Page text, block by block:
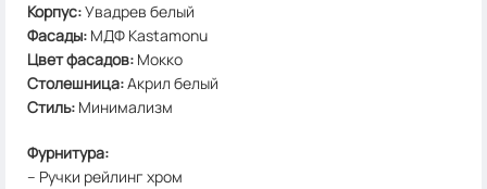
Корпус:Увадрев белый
Фасады: МДФ Kastamonu
Цвет фасадов: Мокко
Столешница:Акрил белый
Стиль: Минимализм
Фурнитура:
– Ручки рейлинг хром